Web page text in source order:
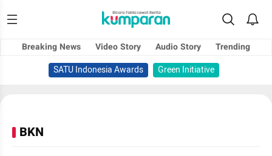
Breaking News Video Story Audio Story
Trending
SATU Indonesia Awards
Green Initiative
BKN